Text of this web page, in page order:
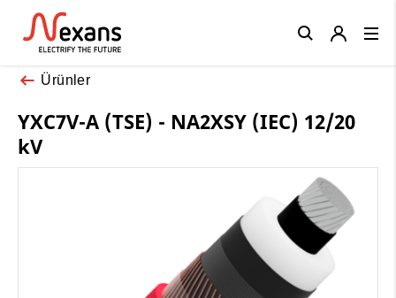
Ürünler
YXC7V-A (TSE) - NA2XSY (IEC) 12/20
kV
Close